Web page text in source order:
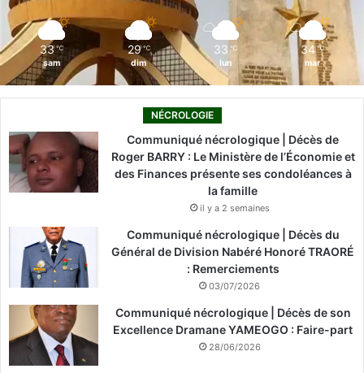
33 ℃
sam
29 ℃
dim
33 ℃
lun
34 ℃
mar
NÉCROLOGIE
Communiqué nécrologique | Décès de
Roger BARRY : Le Ministère de l’Économie et
des Finances présente ses condoléances à
la famille
il y a 2 semaines
Communiqué nécrologique | Décès du
Général de Division Nabéré Honoré TRAORÉ
: Remerciements
03/07/2026
Communiqué nécrologique | Décès de son
Excellence Dramane YAMEOGO : Faire-part
28/06/2026